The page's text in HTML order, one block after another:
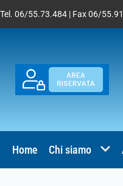
Tel. 06/55.73.484 | Fax 06/
Home Chi siamo